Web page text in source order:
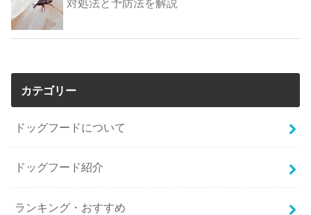
カテゴリー
ドッグフードについて
ドッグフード紹介
ランキング・おすすめ